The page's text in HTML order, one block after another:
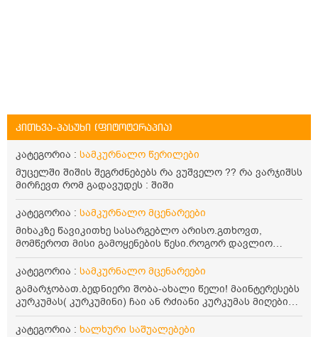
კითხვა-პასუხი (ფიტოტერაპია)
კატეგორია : სამკურნალო წერილები
მუცელში შიშის შეგრძნებებს რა ვუშველო ?? რა ვარჯიშსს
მირჩევთ რომ გადავუდეს : შიში
კატეგორია : სამკურნალო მცენარეები
მიხაკზე წავიკითხე სასარგებლო არისო.გთხოვთ,
მომწეროთ მისი გამოყენების წესი.როგორ დავლიო
მიხაკის ჩაი. ასევე მაინტერესებს ლეიკოციტები მაქვს
ოდნავ დაბალი და წავიკითხე ლეიკოციტების დონეს
კატეგორია : სამკურნალო მცენარეები
გამარჯობათ.ბედნიერი შობა-ახალი წელი! მაინტერესებს
კურკუმას( კურკუმინი) ჩაი ან რძიანი კურკუმას მიღების
წესი. მაინტერესებდა და წავიკითხე ასეთი ინფორმაცია:
კურკუმას გააჩნია ანთების საწინააღმდეგო,
კატეგორია : ხალხური საშუალებები